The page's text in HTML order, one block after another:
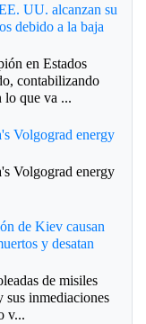
UU. alcanzan su
debido a la baja
en Estados
contabilizando
lo que va ...
Volgograd energy
Volgograd energy
de Kiev causan
y desatan
de misiles
sus inmediaciones
v...